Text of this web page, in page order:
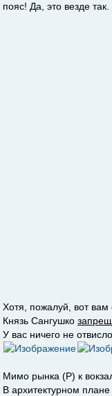
пояс! Да, это везде
Хотя, пожалуй, вот вам
Князь Сангушко
У вас ничего не
Мимо рынка (Р) к
В архитектурном